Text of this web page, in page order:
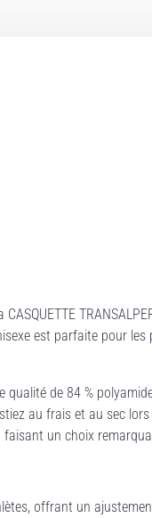
est parfaite pour
qualité de 84 %
au frais et au sec
un choix
offrant un